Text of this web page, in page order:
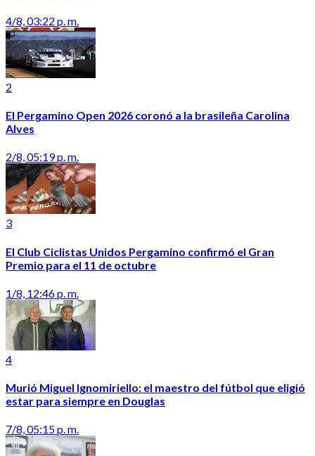
4/8, 03:22 p. m.
2
El Pergamino Open 2026 coronó a la brasileña Carolina
Alves
2/8, 05:19 p. m.
3
El Club Ciclistas Unidos Pergamino confirmó el Gran
Premio para el 11 de octubre
1/8, 12:46 p. m.
4
Murió Miguel Ignomiriello: el maestro del fútbol que eligió
estar para siempre en Douglas
7/8, 05:15 p. m.